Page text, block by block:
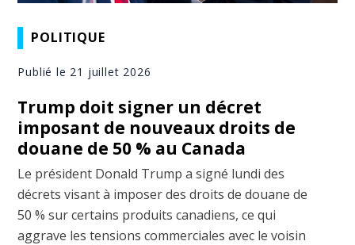
POLITIQUE
Publié le 21 juillet 2026
Trump doit signer un décret
imposant de nouveaux droits de
douane de 50 % au Canada
Le président Donald Trump a signé lundi des
décrets visant à imposer des droits de douane de
50 % sur certains produits canadiens, ce qui
aggrave les tensions commerciales avec le voisin